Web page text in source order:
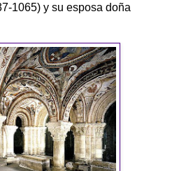
1065) y su esposa doña